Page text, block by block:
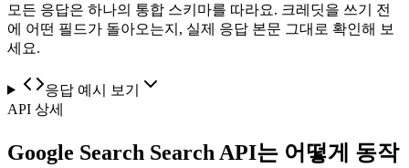
모든 응답은 하나의 통합 스키마를 따라요. 크레딧을 쓰기 전
에 어떤 필드가 돌아오는지, 실제 응답 본문 그대로 확인해 보
세요.
응답 예시 보기
API 상세
Google Search Search API는 어떻게 동작